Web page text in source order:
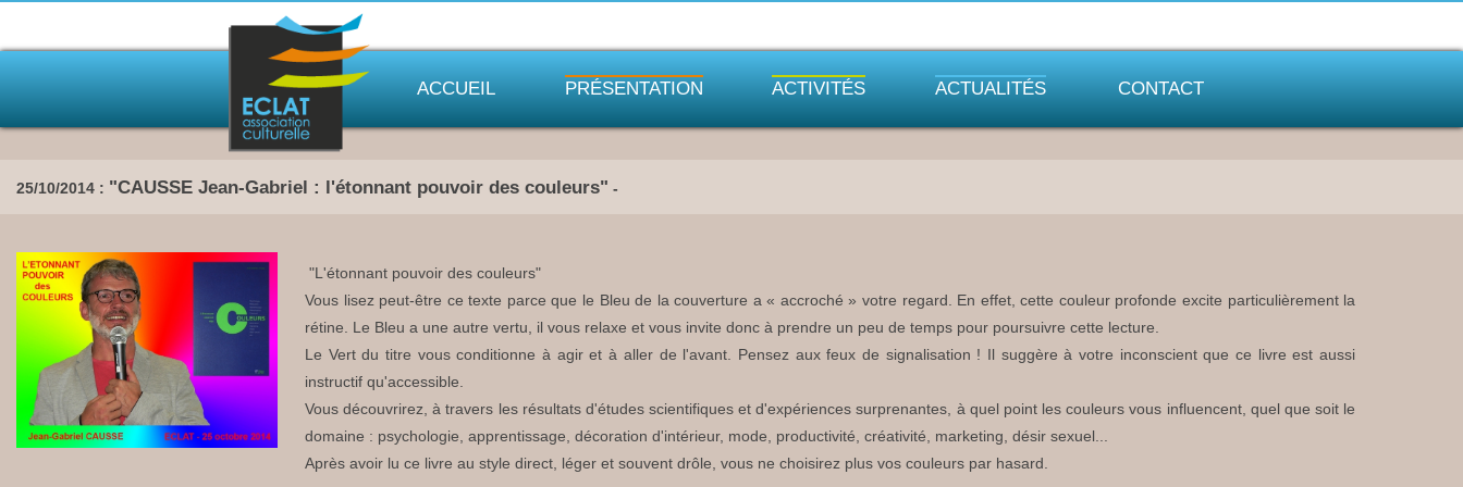
ACCUEIL PRÉSENTATION ACTIVITÉS ACTUALITÉS CONTACT
25/10/2014 : "CAUSSE Jean-Gabriel : l'étonnant pouvoir des couleurs" -
"L'étonnant pouvoir des couleurs"
Vous lisez peut-être ce texte parce que le Bleu de la couverture a « accroché » votre regard. En effet, cette couleur profonde excite particulièrement la
rétine. Le Bleu a une autre vertu, il vous relaxe et vous invite donc à prendre un peu de temps pour poursuivre cette lecture.
Le Vert du titre vous conditionne à agir et à aller de l'avant. Pensez aux feux de signalisation ! Il suggère à votre inconscient que ce livre est aussi
instructif qu'accessible.
Vous découvrirez, à travers les résultats d'études scientifiques et d'expériences surprenantes, à quel point les couleurs vous influencent, quel que soit le
domaine : psychologie, apprentissage, décoration d'intérieur, mode, productivité, créativité, marketing, désir sexuel...
Après avoir lu ce livre au style direct, léger et souvent drôle, vous ne choisirez plus vos couleurs par hasard.